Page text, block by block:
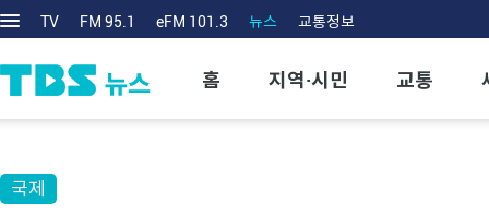
TV FM 95.1 eFM 101.3 뉴스 교통정보
홈 지역·시민 교통
국제